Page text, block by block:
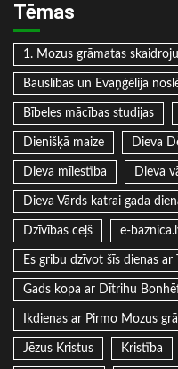
Tēmas
1. Mozus grāmatas
Bauslības un Evaņģēlija
Bībeles mācības studijas
Dienišķā maize Dieva
Dieva mīlestība Dieva
Dieva Vārds katrai gada
Dzīvības ceļš e-
Es gribu dzīvot šīs dienas ar
Gads kopa ar Dītrihu
Ikdienas ar Pirmo Mozus
Jēzus Kristus Kristība